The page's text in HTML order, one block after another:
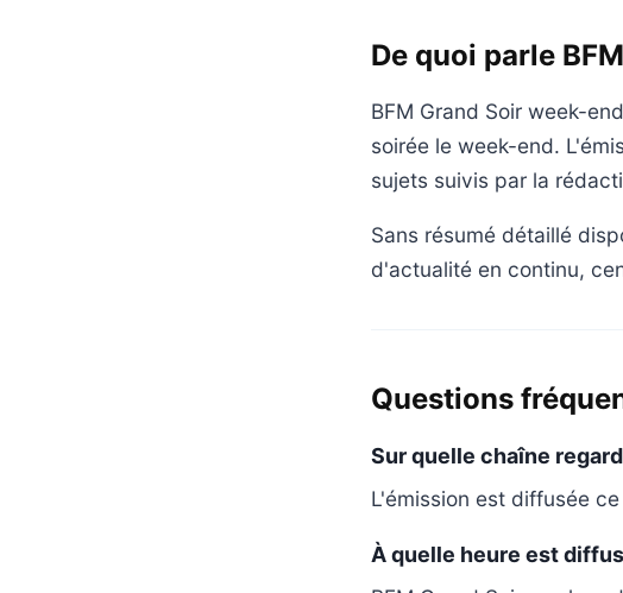
De quoi parle
BFM Grand Soir week-
soirée le week-end.
sujets suivis par la
Sans résumé détaillé
d'actualité en continu,
Questions
Sur quelle chaîne
L'émission est diffusée ce
À quelle heure est